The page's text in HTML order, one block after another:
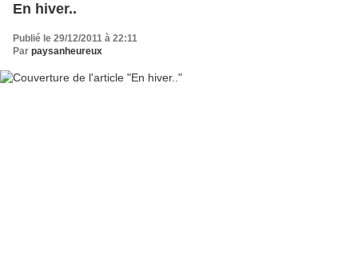
En hiver..
Publié le 29/12/2011 à 22:11
Par paysanheureux